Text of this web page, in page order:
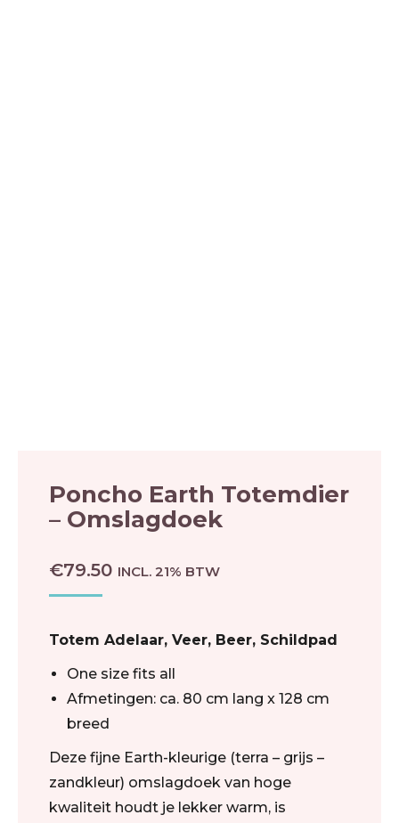
Poncho Earth Totemdier
– Omslagdoek
€79.50 INCL. 21% BTW
Totem Adelaar, Veer, Beer, Schildpad
One size fits all
Afmetingen: ca. 80 cm lang x 128 cm
breed
Deze fijne Earth-kleurige (terra – grijs –
zandkleur) omslagdoek van hoge
kwaliteit houdt je lekker warm, is